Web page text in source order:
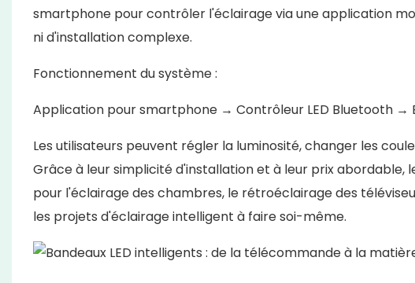
smartphone pour contrôler l'éclairage via une application
ni d'installation complexe.
Fonctionnement du système :
Application pour smartphone → Contrôleur LED Bluetooth →
Les utilisateurs peuvent régler la luminosité, changer les
Grâce à leur simplicité d'installation et à leur prix abordable,
pour l'éclairage des chambres, le rétroéclairage des
les projets d'éclairage intelligent à faire soi-même.